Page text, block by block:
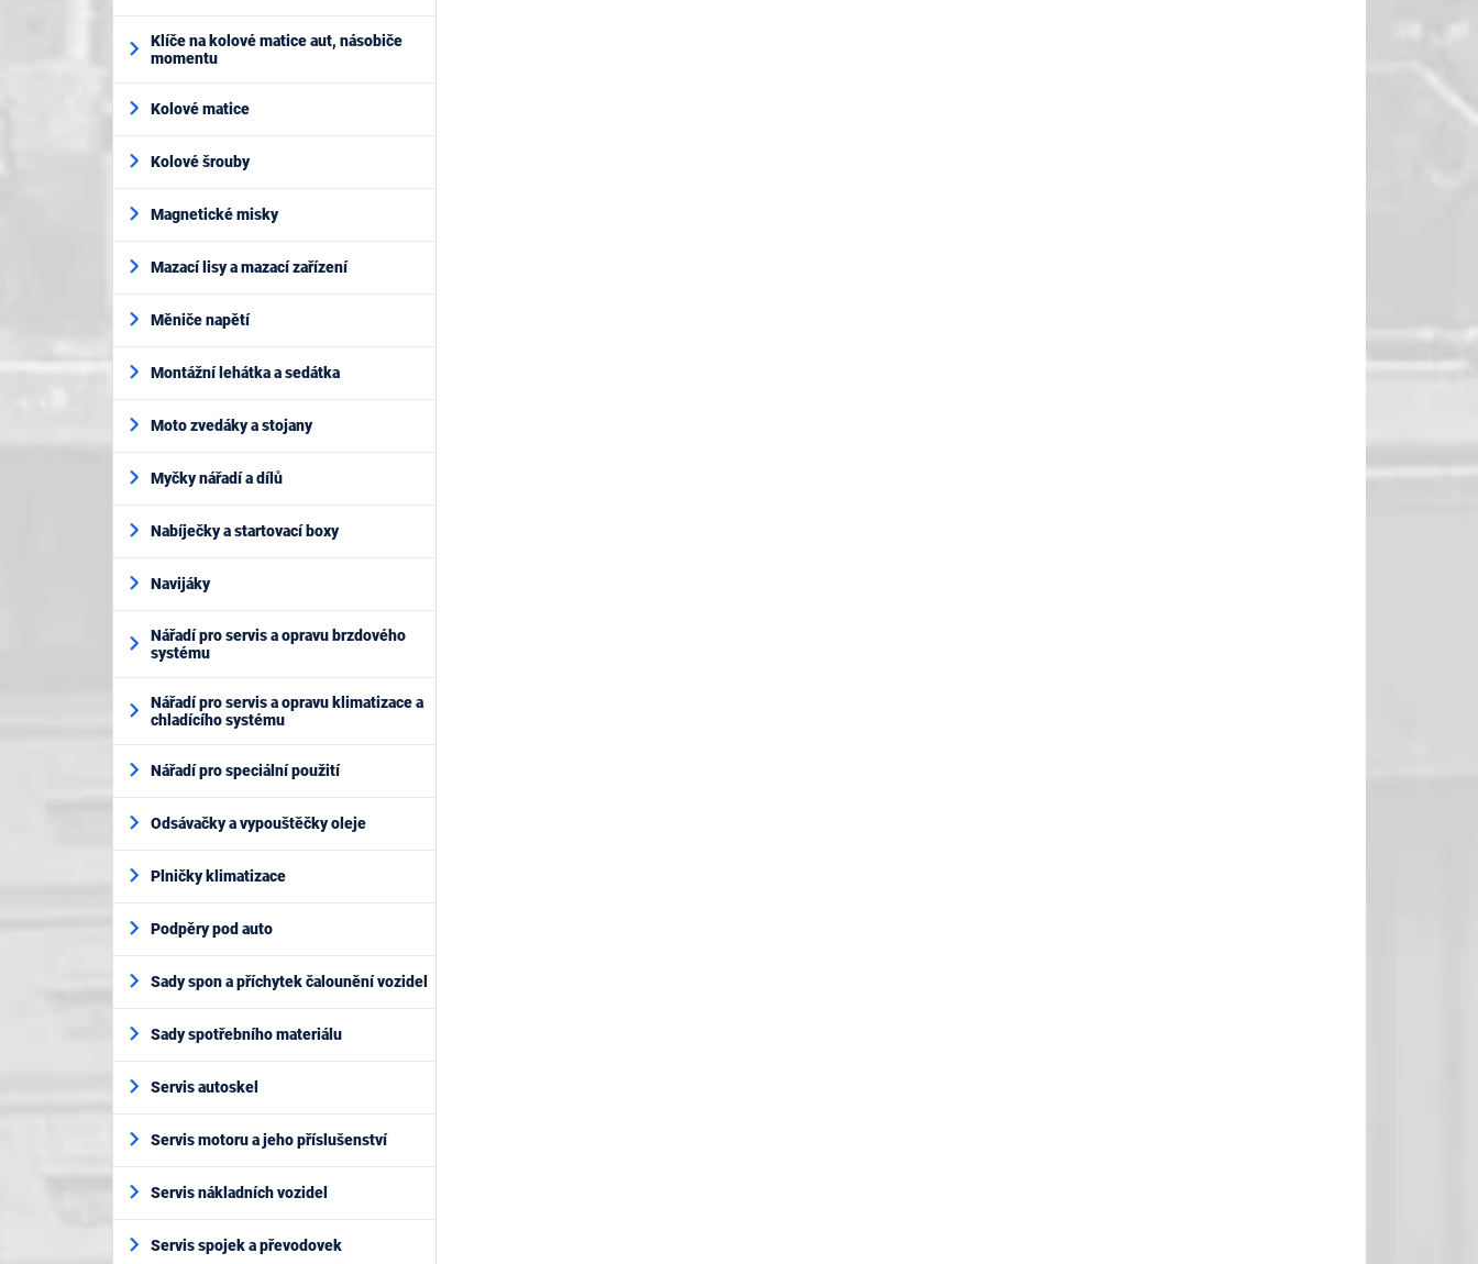
Klíče na kolové matice aut, násobiče
momentu
Kolové matice
Kolové šrouby
Magnetické misky
Mazací lisy a mazací zařízení
Měniče napětí
Montážní lehátka a sedátka
Moto zvedáky a stojany
Myčky nářadí a dílů
Nabíječky a startovací boxy
Navijáky
Nářadí pro servis a opravu brzdového
systému
Nářadí pro servis a opravu klimatizace a
chladícího systému
Nářadí pro speciální použití
Odsávačky a vypouštěčky oleje
Plničky klimatizace
Podpěry pod auto
Sady spon a příchytek čalounění vozidel
Sady spotřebního materiálu
Servis autoskel
Servis motoru a jeho příslušenství
Servis nákladních vozidel
Servis spojek a převodovek